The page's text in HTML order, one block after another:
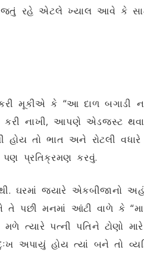
જતું રહે એટલે ખ્યાલ આવે કે
મૂકીએ કે “આ દાળ બગાડી
નાખી, આપણે એડજસ્ટ થવાને
તો ભાત અને રોટલી વધારે
પ્રતિક્રમણ કરવું.
ઘરમાં જ્યારે એકબીજાનો
મનમાં આંટી વાળે કે
ત્યારે પત્ની પતિને ટોણો
અપાયું હોય ત્યાં બને તો